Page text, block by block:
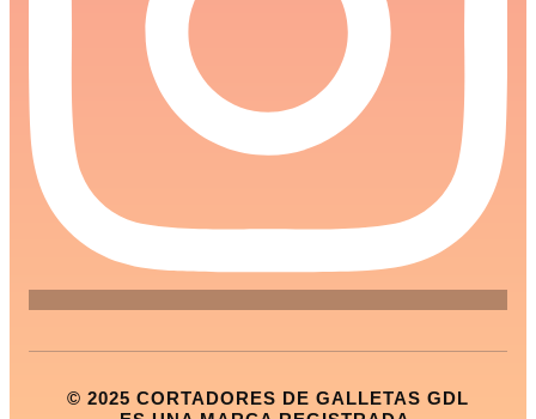
© 2025 CORTADORES DE GALLETAS GDL